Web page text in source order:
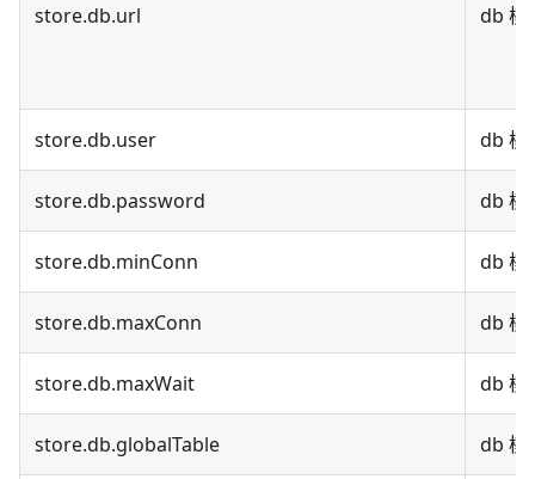
store.db.url db 模
store.db.user db 模
store.db.password db 模
store.db.minConn db 模
store.db.maxConn db 模
store.db.maxWait db 模
store.db.globalTable db 模